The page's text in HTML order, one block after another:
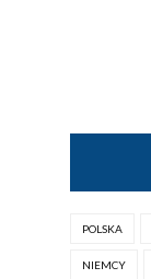
POLSKA
NIEMCY